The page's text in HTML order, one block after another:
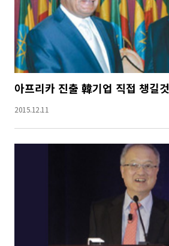
아프리카 진출 韓기업 직접 챙길것
2015.12.11